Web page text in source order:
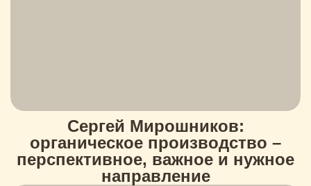
Сергей Мирошников:
органическое производство –
перспективное, важное и нужное
направление